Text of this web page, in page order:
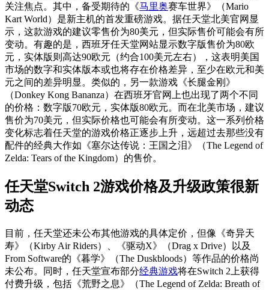
关注焦点。其中，备受期待的《马里奥赛车世界》（Mario
Kart World）是新主机的首发重磅游戏。据任天堂北美官网显
示，这款游戏的建议零售价为80美元，但实际售价可能会有所
变动。有趣的是，西班牙任天堂网站显示数字版售价为80欧
元，实体版则高达90欧元（约合100美元左右），这表明美国
市场的数字和实体版本或也将存在价格差异，至少在欧元和美
元之间的差异明显。类似的，另一款游戏《长腿金刚》
（Donkey Kong Bananza）在西班牙官网上也出现了两个不同
的价格：数字版70欧元，实体版80欧元。而在北美市场，建议
售价为70美元，但实际价格也可能会有所变动。这一系列价格
变化标志着任天堂的游戏价格正逐步上升，远超过去那些没有
配件的经典大作如《塞尔达传说：王国之泪》（The Legend of
Zelda: Tears of the Kingdom）的售价。
任天堂Switch 2游戏价格及升级政策很新
动态
目前，任天堂还未公布其他游戏的具体定价，但像《奇异天
寿》（Kirby Air Riders）、《驱动X》（Drag x Drive）以及
From Software的《暮学》（The Duskbloods）等作品的价格尚
未公布。同时，任天堂宣布部分经典游戏将在Switch 2上获得
付费升级，包括《荒野之息》（The Legend of Zelda: Breath of